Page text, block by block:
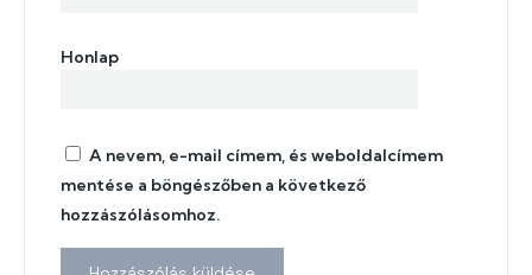
Honlap
A nevem, e-mail címem, és weboldalcímem
mentése a böngészőben a következő
hozzászólásomhoz.